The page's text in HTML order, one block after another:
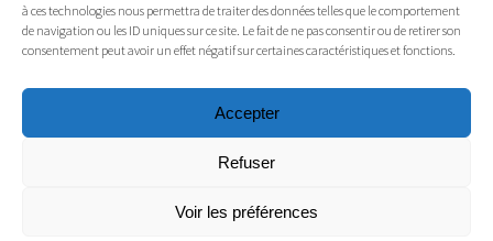
à ces technologies nous permettra de traiter des données telles que le comportement
de navigation ou les ID uniques sur ce site. Le fait de ne pas consentir ou de retirer son
consentement peut avoir un effet négatif sur certaines caractéristiques et fonctions.
Accepter
Refuser
Voir les préférences
Tél. 04 50 20 91 15
Mentions légales